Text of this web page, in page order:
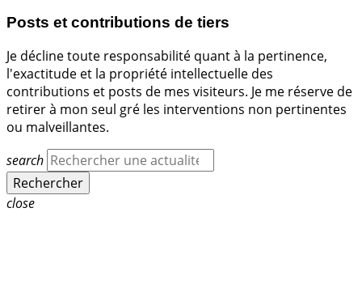
Posts et contributions de tiers
Je décline toute responsabilité quant à la pertinence,
l'exactitude et la propriété intellectuelle des
contributions et posts de mes visiteurs. Je me réserve de
retirer à mon seul gré les interventions non pertinentes
ou malveillantes.
search
close